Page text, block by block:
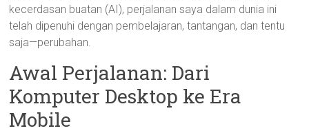
kecerdasan buatan (AI), perjalanan saya dalam dunia ini
telah dipenuhi dengan pembelajaran, tantangan, dan tentu
saja—perubahan.
Awal Perjalanan: Dari
Komputer Desktop ke Era
Mobile